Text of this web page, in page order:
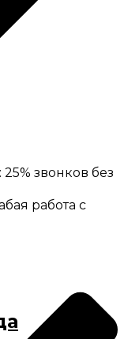
звонков без
работа с